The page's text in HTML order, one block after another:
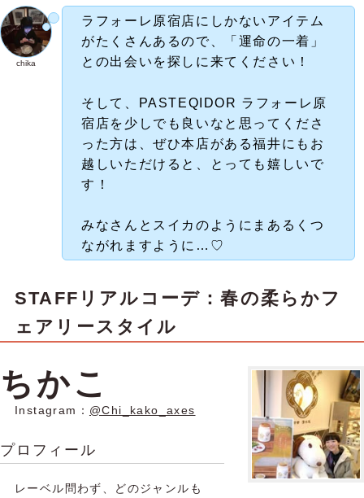
chika
ラフォーレ原宿店にしかないアイテム
がたくさんあるので、「運命の一着」
との出会いを探しに来てください！
そして、PASTEQIDOR ラフォーレ原
宿店を少しでも良いなと思ってくださ
った方は、ぜひ本店がある福井にもお
越しいただけると、とっても嬉しいで
す！
みなさんとスイカのようにまあるくつ
ながれますように…♡
STAFFリアルコーデ：春の柔らかフ
ェアリースタイル
ちかこ
Instagram： @Chi_kako_axes
プロフィール
レーベル問わず、どのジャンルも